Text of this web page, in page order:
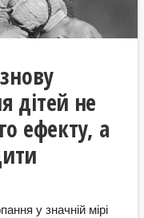
дітей не
ефекту, а
у значній мірі